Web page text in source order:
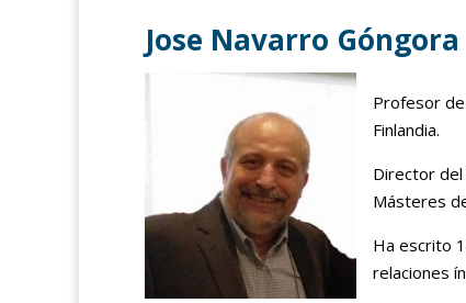
Jose Navarro Góngora
Profesor de
Finlandia.
Director del
Másteres
Ha escrito
relaciones